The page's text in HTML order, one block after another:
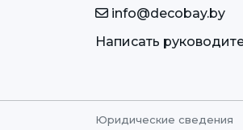
info@decobay.by
Написать
Юридические сведения